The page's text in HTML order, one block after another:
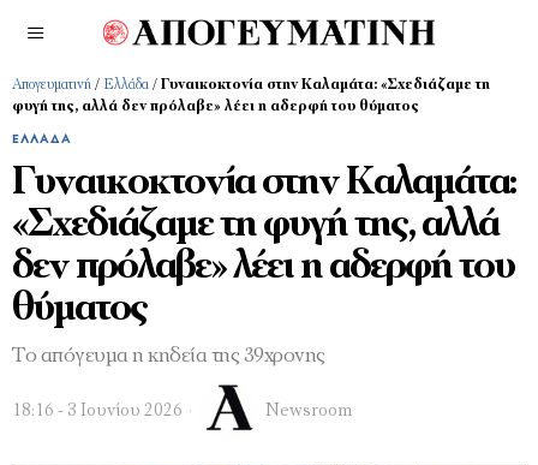
Απογευματινή / Ελλάδα / Γυναικοκτονία στην Καλαμάτα: «Σχεδιάζαμε τη
φυγή της, αλλά δεν πρόλαβε» λέει η αδερφή του θύματος
ΕΛΛΆΔΑ
Γυναικοκτονία στην Καλαμάτα:
«Σχεδιάζαμε τη φυγή της, αλλά
δεν πρόλαβε» λέει η αδερφή του
θύματος
Το απόγευμα η κηδεία της 39χρονης
18:16 - 3 Ιουνίου 2026 Newsroom